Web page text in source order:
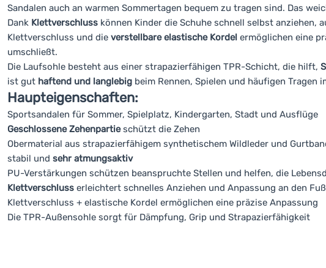
Sandalen auch an warmen Sommertagen bequem zu tragen sind. Das
Dank Klettverschluss können Kinder die Schuhe schnell selbst anziehen,
Klettverschluss und die verstellbare elastische Kordel ermöglichen eine
umschließt.
Die Laufsohle besteht aus einer strapazierfähigen TPR-Schicht, die hilft,
ist gut haftend und langlebig beim Rennen, Spielen und häufigen Tragen
Haupteigenschaften:
Sportsandalen für Sommer, Spielplatz, Kindergarten, Stadt und Ausflüge
Geschlossene Zehenpartieschützt die Zehen
Obermaterial aus strapazierfähigem synthetischem Wildleder und
stabil und sehr atmungsaktiv
PU-Verstärkungen schützen beanspruchte Stellen und helfen, die
Klettverschluss erleichtert schnelles Anziehen und Anpassung an den Fuß
Klettverschluss + elastische Kordel ermöglichen eine präzise Anpassung
Die TPR-Außensohle sorgt für Dämpfung, Grip und Strapazierfähigkeit